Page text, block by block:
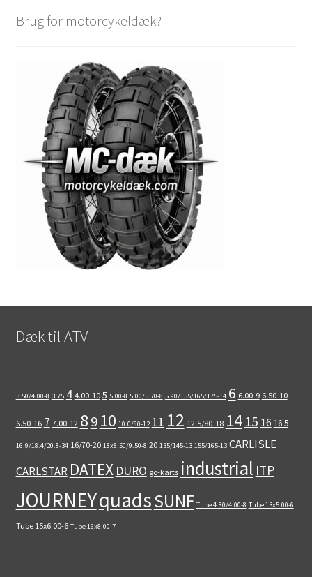
Brug for motorcykeldæk?
Dæk til ATV
3.50/4.00-8 3.75 4 4.00-10 5 5.00-8 5.00/5.70-8 5.90/155/165/175-14 6 6.00-9 6.50-10
6.50-16 7 7.00-12 89 10 10.0/80-12 11 12 12.5/80-18 14 15 16 16.5
16.9/18.4/20.8-34 16/70-20 18x8.50/9.50-8 20 135/145-13 155/165-13 CARLISLE
CARLSTAR DATEX DURO go-karts industrial ITP
JOURNEYquadsSUNF Tube 4.80/4.00-8 Tube 13x5.00-6
Tube 15x6.00-6 Tube 16x8.00-7